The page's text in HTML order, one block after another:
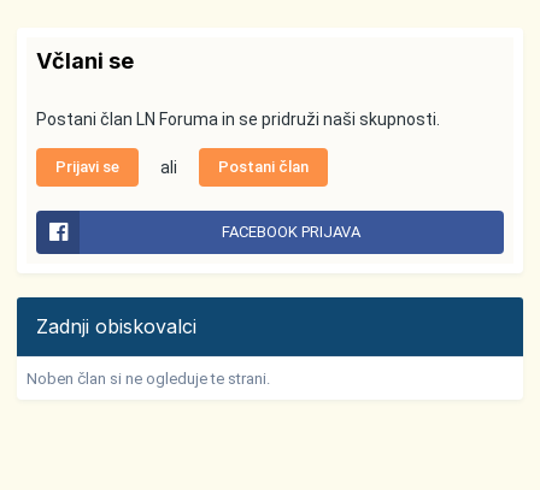
Včlani se
Postani član LN Foruma in se pridruži naši skupnosti.
Prijavi se ali Postani član
FACEBOOK PRIJAVA
Zadnji obiskovalci
Noben član si ne ogleduje te strani.